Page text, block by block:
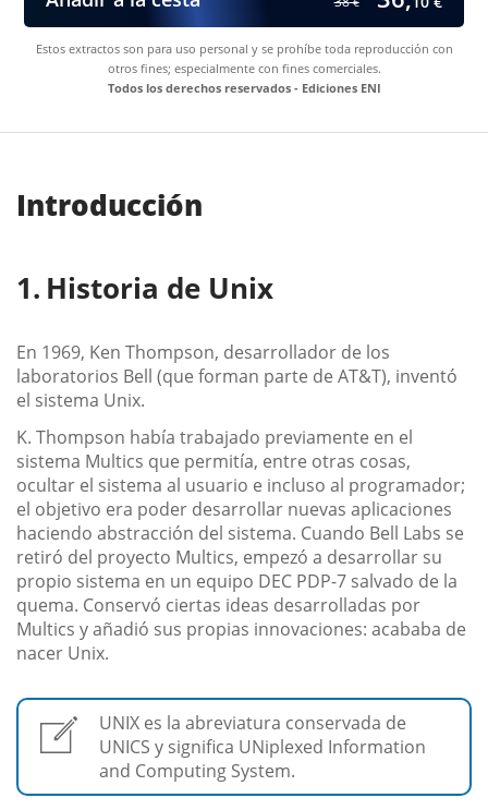
Estos extractos son para uso personal y se prohíbe toda reproducción con
otros fines; especialmente con fines comerciales.
Todos los derechos reservados - Ediciones ENI
Introducción
Historia de Unix
En 1969, Ken Thompson, desarrollador de los
laboratorios Bell (que forman parte de AT&T), inventó
el sistema Unix.
K. Thompson había trabajado previamente en el
sistema Multics que permitía, entre otras cosas,
ocultar el sistema al usuario e incluso al programador;
el objetivo era poder desarrollar nuevas aplicaciones
haciendo abstracción del sistema. Cuando Bell Labs se
retiró del proyecto Multics, empezó a desarrollar su
propio sistema en un equipo DEC PDP-7 salvado de la
quema. Conservó ciertas ideas desarrolladas por
Multics y añadió sus propias innovaciones: acababa de
nacer Unix.
UNIX es la abreviatura conservada de
UNICS y significa UNiplexed Information
and Computing System.